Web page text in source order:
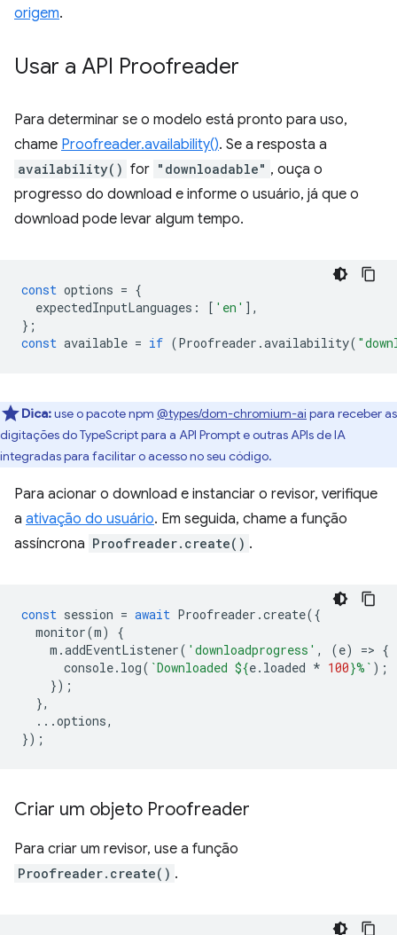
origem.
Usar a API Proofreader
Para determinar se o modelo está pronto para uso,
chame Proofreader.availability(). Se a resposta a
availability() for "downloadable" , ouça o
progresso do download e informe o usuário, já que o
download pode levar algum tempo.
const options = {
expectedInputLanguages : [ 'en' ],
};
const available = if (Proofreader .availability(
Dica:use o pacote npm @types/dom-chromium-ai para receber as
digitações do TypeScript para a API Prompt e outras APIs de IA
integradas para facilitar o acesso no seu código.
Para acionar o download e instanciar o revisor, verifique
a ativação do usuário. Em seguida, chame a função
assíncrona Proofreader.create() .
const session = await Proofreader .create({
monitor(m)
{
m .addEventListener( 'downloadprogress' , (e) => {
console. log( `Downloaded ${e. loaded * 100}%` );
});
},
...options,
});
Criar um objeto Proofreader
Para criar um revisor, use a função
Proofreader.create() .